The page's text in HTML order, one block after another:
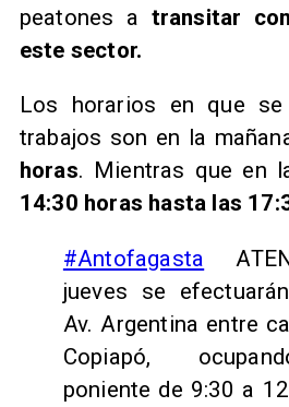
peatones a transitar
este sector.
Los horarios en que
trabajos son en la
horas. Mientras que en
14:30 horas hasta las
#Antofagasta
jueves se
Av. Argentina entre
Copiapó,
poniente de 9:30 a